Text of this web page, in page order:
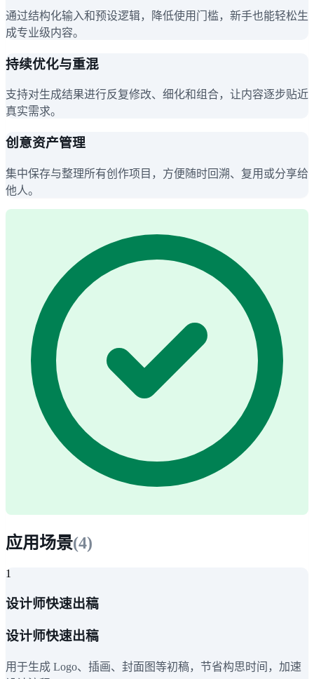
通过结构化输入和预设逻辑，降低使用门槛，新手也能轻松生
成专业级内容。
持续优化与重混
支持对生成结果进行反复修改、细化和组合，让内容逐步贴近
真实需求。
创意资产管理
集中保存与整理所有创作项目，方便随时回溯、复用或分享给
他人。
应用场景(4)
1
设计师快速出稿
设计师快速出稿
用于生成 Logo、插画、封面图等初稿，节省构思时间，加速